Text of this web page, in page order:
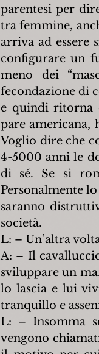
parentesi per
tra femmine,
arriva ad essere
configurare un
meno dei
fecondazione di
e quindi ritorna
pare americana,
Voglio dire che
4-5000 anni le
di sé. Se si
Personalmente
saranno
società.
L: – Un’altra
A: – Il
sviluppare un
lo lascia e lui
tranquillo e
L: – Insomma
vengono